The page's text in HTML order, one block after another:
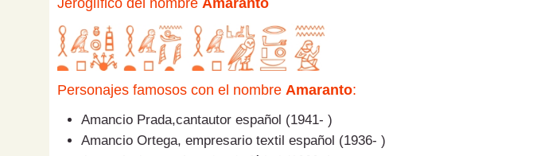
Jeroglífico del nombre Amaranto
Personajes famosos con el nombre Amaranto:
Amancio Prada,cantautor español (1941- )
Amancio Ortega, empresario textil español (1936- )